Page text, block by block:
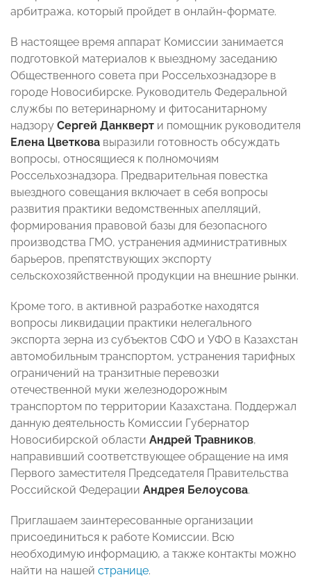
арбитража, который пройдет в онлайн-формате.
В настоящее время аппарат Комиссии занимается
подготовкой материалов к выездному заседанию
Общественного совета при Россельхознадзоре в
городе Новосибирске. Руководитель Федеральной
службы по ветеринарному и фитосанитарному
надзору Сергей Данкверт и помощник руководителя
Елена Цветкова выразили готовность обсуждать
вопросы, относящиеся к полномочиям
Россельхознадзора. Предварительная повестка
выездного совещания включает в себя вопросы
развития практики ведомственных апелляций,
формирования правовой базы для безопасного
производства ГМО, устранения административных
барьеров, препятствующих экспорту
сельскохозяйственной продукции на внешние рынки.
Кроме того, в активной разработке находятся
вопросы ликвидации практики нелегального
экспорта зерна из субъектов СФО и УФО в Казахстан
автомобильным транспортом, устранения тарифных
ограничений на транзитные перевозки
отечественной муки железнодорожным
транспортом по территории Казахстана. Поддержал
данную деятельность Комиссии Губернатор
Новосибирской области Андрей Травников,
направивший соответствующее обращение на имя
Первого заместителя Председателя Правительства
Российской Федерации Андрея Белоусова.
Приглашаем заинтересованные организации
присоединиться к работе Комиссии. Всю
необходимую информацию, а также контакты можно
найти на нашей странице.